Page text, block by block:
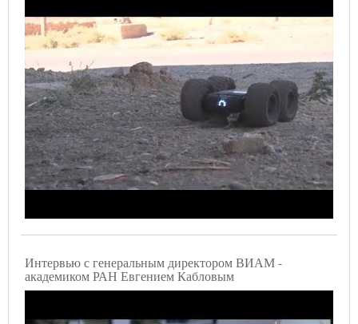
Интервью с генеральным директором ВИАМ -
академиком РАН Евгением Кабловым